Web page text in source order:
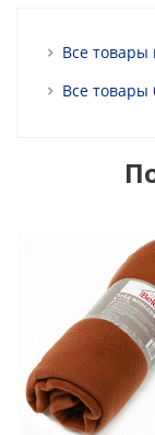
Все товары
Все товары